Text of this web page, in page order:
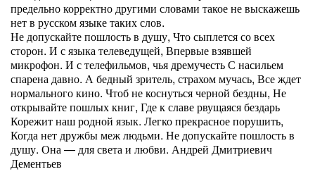
предельно корректно другими словами такое не выскажешь
нет в русском языке таких слов.
Не допускайте пошлость в душу, Что сыплется со всех
сторон. И с языка телеведущей, Впервые взявшей
микрофон. И с телефильмов, чья дремучесть С насильем
спарена давно. А бедный зритель, страхом мучась, Все ждет
нормального кино. Чтоб не коснуться черной бездны, Не
открывайте пошлых книг, Где к славе рвущаяся бездарь
Корежит наш родной язык. Легко прекрасное порушить,
Когда нет дружбы меж людьми. Не допускайте пошлость в
душу. Она — для света и любви. Андрей Дмитриевич
Дементьев